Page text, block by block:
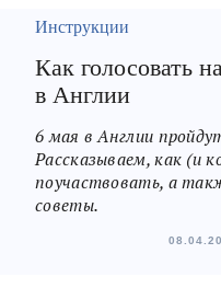
Инструкции
Как голосовать
в Англии
6 мая в Англии
Рассказываем, как (и
поучаствовать, а
советы.